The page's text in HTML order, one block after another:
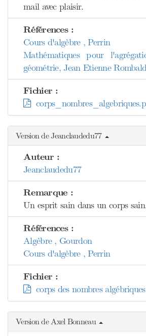
mail avec plaisir.
Références :
Cours d'algèbre , Perrin
Mathématiques pour
géométrie, Jean Etienne
Fichier :
Version de Jeanclaudedu77
Auteur :
Jeanclaudedu77
Remarque :
Un esprit sain dans un corps
Références :
Algèbre , Gourdon
Cours d'algèbre , Perrin
Fichier :
corps des nombres
Version de Axel Bonneau